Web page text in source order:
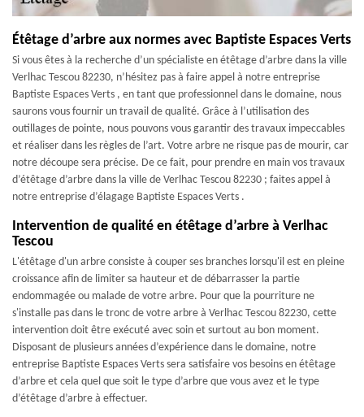
Étêtage d’arbre aux normes avec Baptiste Espaces Verts
Si vous êtes à la recherche d’un spécialiste en étêtage d’arbre dans la ville
Verlhac Tescou 82230, n’hésitez pas à faire appel à notre entreprise
Baptiste Espaces Verts , en tant que professionnel dans le domaine, nous
saurons vous fournir un travail de qualité. Grâce à l’utilisation des
outillages de pointe, nous pouvons vous garantir des travaux impeccables
et réaliser dans les règles de l’art. Votre arbre ne risque pas de mourir, car
notre découpe sera précise. De ce fait, pour prendre en main vos travaux
d’étêtage d’arbre dans la ville de Verlhac Tescou 82230 ; faites appel à
notre entreprise d’élagage Baptiste Espaces Verts .
Intervention de qualité en étêtage d’arbre à Verlhac
Tescou
L'étêtage d'un arbre consiste à couper ses branches lorsqu'il est en pleine
croissance afin de limiter sa hauteur et de débarrasser la partie
endommagée ou malade de votre arbre. Pour que la pourriture ne
s'installe pas dans le tronc de votre arbre à Verlhac Tescou 82230, cette
intervention doit être exécuté avec soin et surtout au bon moment.
Disposant de plusieurs années d’expérience dans le domaine, notre
entreprise Baptiste Espaces Verts sera satisfaire vos besoins en étêtage
d’arbre et cela quel que soit le type d’arbre que vous avez et le type
d’étêtage d’arbre à effectuer.